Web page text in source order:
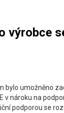
výrobce
bylo umožněno
v nároku na
podporou se